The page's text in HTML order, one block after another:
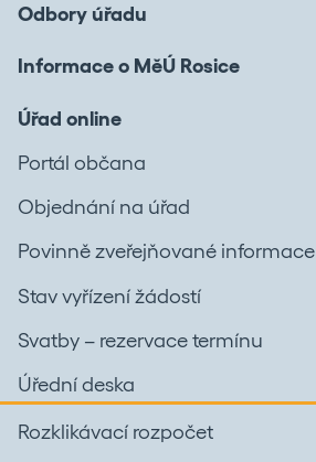
Odbory úřadu
Informace o MěÚ Rosice
Úřad online
Portál občana
Objednání na úřad
Povinně zveřejňované informace
Stav vyřízení žádostí
Svatby – rezervace termínu
Úřední deska
Rozklikávací rozpočet